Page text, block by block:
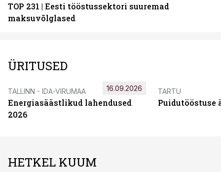
TOP 231 | Eesti tööstussektori suuremad
maksuvõlglased
ÜRITUSED
TALLINN - IDA-VIRUMAA
Energiasäästlikud lahendused
2026
16.09.2026 TARTU
Puidutööstuse
HETKEL KUUM